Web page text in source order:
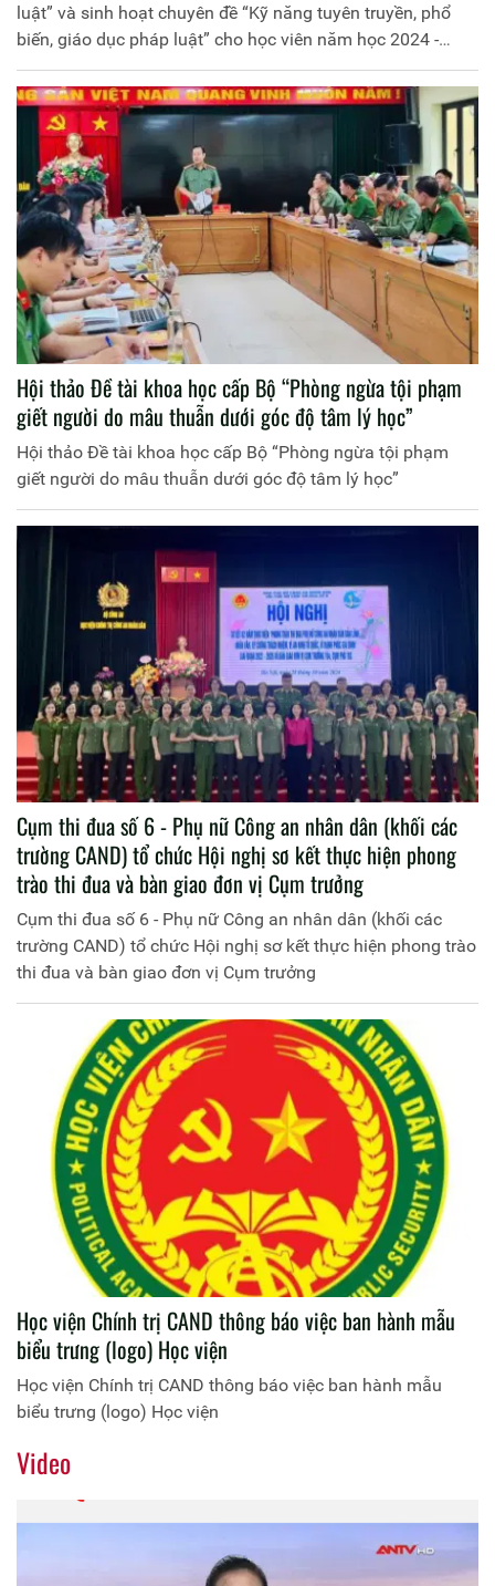
luật” và sinh hoạt chuyên đề “Kỹ năng tuyên truyền, phổ
biến, giáo dục pháp luật” cho học viên năm học 2024 -
2025”.
Hội thảo Đề tài khoa học cấp Bộ “Phòng ngừa tội phạm
giết người do mâu thuẫn dưới góc độ tâm lý học”
Hội thảo Đề tài khoa học cấp Bộ “Phòng ngừa tội phạm
giết người do mâu thuẫn dưới góc độ tâm lý học”
Cụm thi đua số 6 - Phụ nữ Công an nhân dân (khối các
trường CAND) tổ chức Hội nghị sơ kết thực hiện phong
trào thi đua và bàn giao đơn vị Cụm trưởng
Cụm thi đua số 6 - Phụ nữ Công an nhân dân (khối các
trường CAND) tổ chức Hội nghị sơ kết thực hiện phong trào
thi đua và bàn giao đơn vị Cụm trưởng
Học viện Chính trị CAND thông báo việc ban hành mẫu
biểu trưng (logo) Học viện
Học viện Chính trị CAND thông báo việc ban hành mẫu
biểu trưng (logo) Học viện
Video